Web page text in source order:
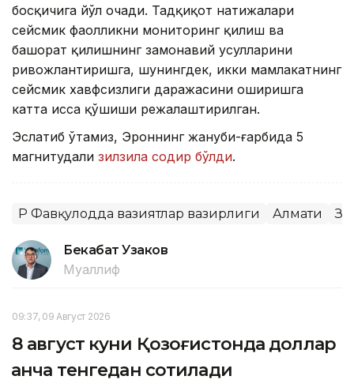
босқичига йўл очади. Тадқиқот натижалари
сейсмик фаолликни мониторинг қилиш ва
башорат қилишнинг замонавий усулларини
ривожлантиришга, шунингдек, икки мамлакатнинг
сейсмик хавфсизлиги даражасини оширишга
катта ҳисса қўшиши режалаштирилган.
Эслатиб ўтамиз, Эроннинг жануби-ғарбида 5
магнитудали зилзила содир бўлди.
ҚР Фавқулодда вазиятлар вазирлиги Алмати
Бекабат Узаков
Муаллиф
09:37, 09 Август 2026
8 август куни Қозоғистонда доллар
қанча тенгедан сотилади